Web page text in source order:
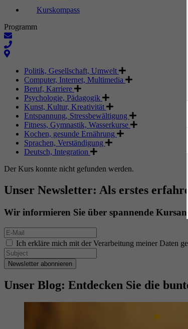
Kurskompass
Programm
Politik, Gesellschaft, Umwelt
Computer, Internet, Multimedia
Beruf, Karriere
Psychologie, Pädagogik
Kunst, Kultur, Kreativität
Entspannung, Stressbewältigung
Fitness, Gymnastik, Wasserkurse
Kochen, gesunde Ernährung
Sprachen, Verständigung
Deutsch, Integration
Der Kurs konnte nicht gefunden werden.
Unser Newsletter: Als erstes
Wir informieren Sie über spannende
Ich erkläre mich mit der Verarbeitung meiner Daten
Newsletter abonnieren
Unser Blog: Entdecken Sie die